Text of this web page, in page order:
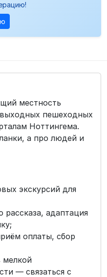
местность
пешеходных
Ноттингема.
а про людей и
экскурсий для
рассказа, адаптация
оплаты, сбор
мелкой
— связаться с